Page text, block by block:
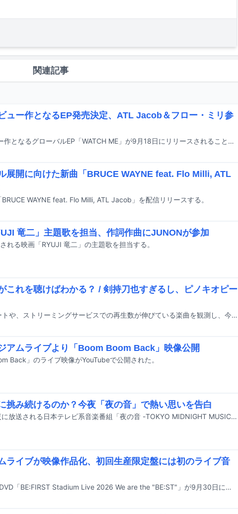
関連記事
ュー作となるEP発売決定、ATL Jacob＆フロー・ミリ参
BE:FIRSTのアメリカデビュー作となるグローバルEP「WATCH ME」が9月18日にリリースされることが決定。本作のパッケージ商品はアメリカ限定での販売が予定されており、日本国内では配信でのリリースとなる。
展開に向けた新曲「BRUCE WAYNE feat. Flo Milli, ATL
WAYNE feat. Flo Milli, ATL Jacob」を配信リリースする。
竜二」主題歌を担当、作詞作曲にJUNONが参加
れる映画「RYUJI 竜二」の主題歌を担当する。
これを聴けばわかる？ / 剣持刀也すぎるし、ピノキオピー
YouTubeでの視聴回数チャートや、ストリーミングサービスでの再生数が伸びている楽曲を観測し、今何が注目されているのかを解説する週イチ連載「再生数急上昇ソング定点観測」。今週はYouTubeで7月10日から7月16日にかけて集計されたミュージックビデオランキングの中から要注目トピックをピックアップします。
アムライブより「Boom Boom Back」映像公開
Back」のライブ映像がYouTubeで公開された。
挑み続けるのか？今夜「夜の音」で熱い思いを告白
BE:FIRSTが本日7月21日深夜に放送される日本テレビ系音楽番組「夜の音 -TOKYO MIDNIGHT MUSIC-」に出演する。
ライブが映像作品化、初回生産限定盤には初のライブ音
BE:FIRSTのライブBlu-ray / DVD「BE:FIRST Stadium Live 2026 We are the "BE:ST"」が9月30日にリリースされる。